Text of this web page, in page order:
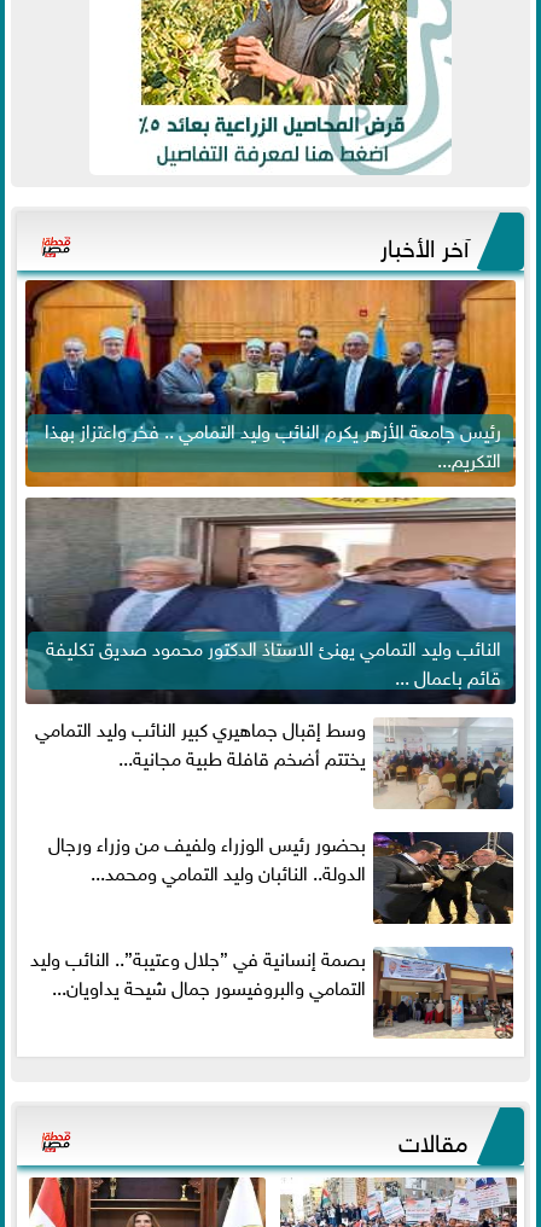
آخر الأخبار
رئيس جامعة الأزهر يكرم النائب وليد التمامي .. فخر واعتزاز بهذا
التكريم...
النائب وليد التمامي يهنئ الاستاذ الدكتور محمود صديق تكليفة
قائم باعمال ...
وسط إقبال جماهيري كبير النائب وليد التمامي
يختتم أضخم قافلة طبية مجانية...
بحضور رئيس الوزراء ولفيف من وزراء ورجال
الدولة.. النائبان وليد التمامي ومحمد...
بصمة إنسانية في ”جلال وعتيبة”.. النائب وليد
التمامي والبروفيسور جمال شيحة يداويان...
مقالات